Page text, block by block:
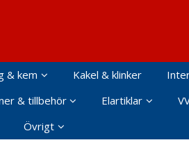
& kem Kakel & klinker
& tillbehör Elartiklar
Övrigt